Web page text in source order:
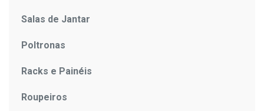
Salas de Jantar
Poltronas
Racks e Painéis
Roupeiros